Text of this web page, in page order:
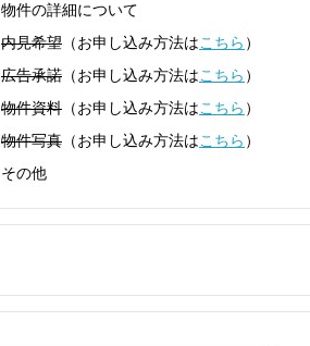
物件の詳細について
内見希望 （お申し込み方法はこちら ）
広告承諾 （お申し込み方法はこちら ）
物件資料 （お申し込み方法はこちら ）
物件写真 （お申し込み方法はこちら ）
その他